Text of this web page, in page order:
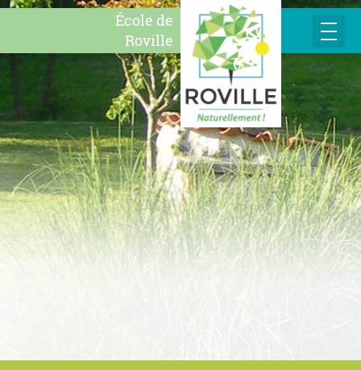
École de
Roville